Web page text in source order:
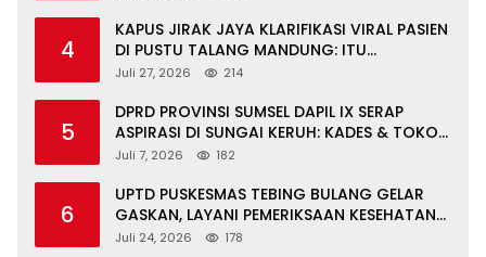
4
KAPUS JIRAK JAYA KLARIFIKASI VIRAL PASIEN
DI PUSTU TALANG MANDUNG: ITU
MISKOMUNIKASI
Juli 27, 2026 214
5
DPRD PROVINSI SUMSEL DAPIL IX SERAP
ASPIRASI DI SUNGAI KERUH: KADES & TOKOH
DESAK INFRASTRUKTUR, PENDIDIKAN,
Juli 7, 2026 182
6
UPTD PUSKESMAS TEBING BULANG GELAR
GASKAN, LAYANI PEMERIKSAAN KESEHATAN
GRATIS UNTUK ASN DI SUNGAI KERUH
Juli 24, 2026 178